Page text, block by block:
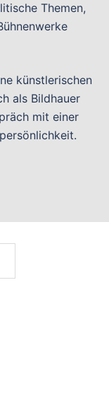
Themen,
künstlerischen
als Bildhauer
mit einer